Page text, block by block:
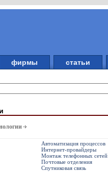
фирмы статьи
Автоматизация процессов
Интернет-провайдеры
Монтаж телефонных сетей
Почтовые отделения
Спутниковая связь